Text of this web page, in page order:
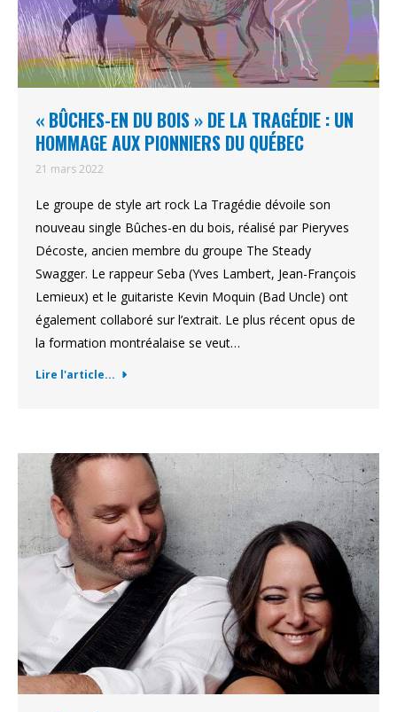
« BÛCHES-EN DU BOIS » DE LA TRAGÉDIE : UN
HOMMAGE AUX PIONNIERS DU QUÉBEC
21 mars 2022
Le groupe de style art rock La Tragédie dévoile son
nouveau single Bûches-en du bois, réalisé par Pieryves
Décoste, ancien membre du groupe The Steady
Swagger. Le rappeur Seba (Yves Lambert, Jean-François
Lemieux) et le guitariste Kevin Moquin (Bad Uncle) ont
également collaboré sur l’extrait. Le plus récent opus de
la formation montréalaise se veut…
Lire l'article...